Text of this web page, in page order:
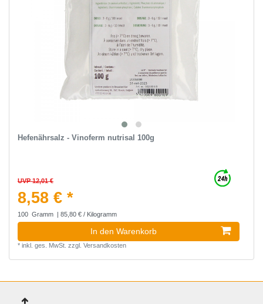
Hefenährsalz - Vinoferm nutrisal 100g
UVP 12,01 €
8,58 € *
100 Gramm | 85,80 € / Kilogramm
In den Warenkorb
* inkl. ges. MwSt. zzgl. Versandkosten